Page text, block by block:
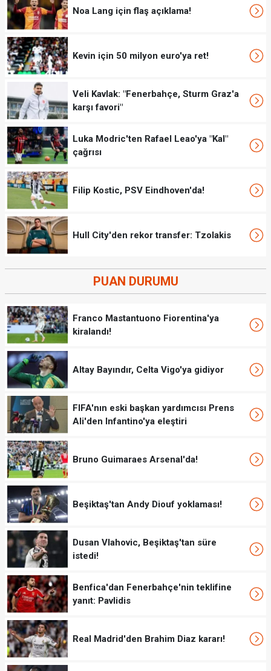
Noa Lang için flaş açıklama!
Kevin için 50 milyon euro'ya ret!
Veli Kavlak: "Fenerbahçe, Sturm Graz'a
karşı favori"
Luka Modric'ten Rafael Leao'ya "Kal"
çağrısı
Filip Kostic, PSV Eindhoven'da!
Hull City'den rekor transfer: Tzolakis
PUAN DURUMU
Franco Mastantuono Fiorentina'ya
kiralandı!
Altay Bayındır, Celta Vigo'ya gidiyor
FIFA'nın eski başkan yardımcısı Prens
Ali'den Infantino'ya eleştiri
Bruno Guimaraes Arsenal'da!
Beşiktaş'tan Andy Diouf yoklaması!
Dusan Vlahovic, Beşiktaş'tan süre
istedi!
Benfica'dan Fenerbahçe'nin teklifine
yanıt: Pavlidis
Real Madrid'den Brahim Diaz kararı!